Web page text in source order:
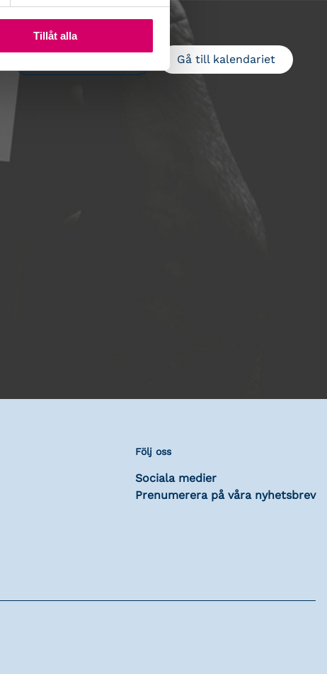
Tillåt alla
Gå till kalendariet
Följ oss
Sociala medier
Prenumerera på våra nyhetsbrev